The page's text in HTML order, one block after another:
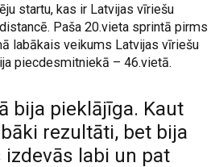
startu, kas ir Latvijas vīriešu
Paša 20.vieta sprintā pirms
labākais veikums Latvijas vīriešu
piecdesmitniekā – 46.vietā.
bija pieklājīga. Kaut
rezultāti, bet bija
labi un pat